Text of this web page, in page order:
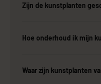
Zijn de kunstplanten
Hoe onderhoud ik mijn
Waar zijn kunstplanten